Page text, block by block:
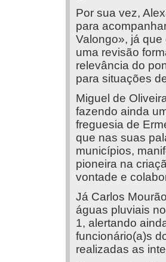
Por sua vez,
para
Valongo», já
uma revisão
relevância do
para situações
Miguel de
fazendo ainda
freguesia de
que nas suas
municípios,
pioneira na
vontade e
Já Carlos
águas pluviais
1, alertando
funcionário(a)s
realizadas as